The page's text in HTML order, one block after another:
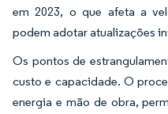
em 2023, o que afeta a
podem adotar atualizações
Os pontos de
custo e capacidade. O
energia e mão de obra,